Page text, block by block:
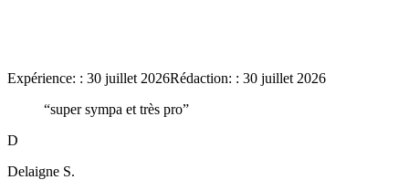
Expérience: : 30 juillet 2026Rédaction: : 30 juillet 2026
“super sympa et très pro”
D
Delaigne S.